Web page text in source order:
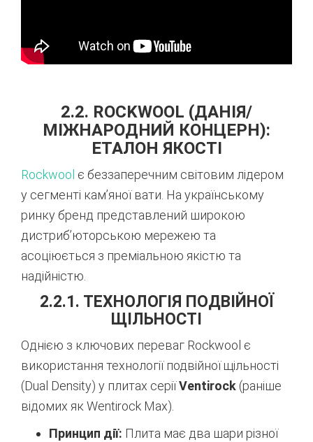
2.2. ROCKWOOL (ДАНІЯ/
МІЖНАРОДНИЙ КОНЦЕРН):
ЕТАЛОН ЯКОСТІ
Rockwool є беззаперечним світовим лідером
у сегменті кам’яної вати. На українському
ринку бренд представлений широкою
дистриб’юторською мережею та
асоціюється з преміальною якістю та
надійністю.
2.2.1. ТЕХНОЛОГІЯ ПОДВІЙНОЇ
ЩІЛЬНОСТІ
Однією з ключових переваг Rockwool є
використання технології подвійної щільності
(Dual Density) у плитах серіїVentirock (раніше
відомих як Wentirock Max).
Принцип дії: Плита має два шари різної